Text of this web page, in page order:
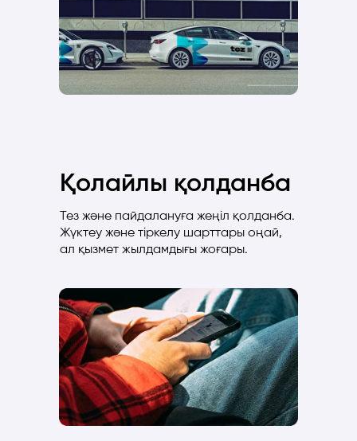
Қолайлы қолданба
Тез және пайдалануға жеңіл қолданба.
Жүктеу және тіркелу шарттары оңай,
ал қызмет жылдамдығы жоғары.